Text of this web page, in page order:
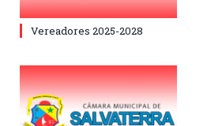
Vereadores 2025-2028